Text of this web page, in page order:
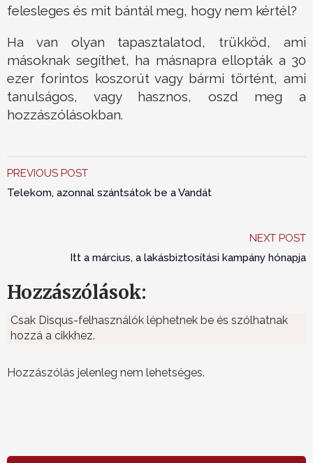
felesleges és mit bántál meg, hogy nem kértél?
Ha van olyan tapasztalatod, trükköd, ami
másoknak segíthet, ha másnapra ellopták a 30
ezer forintos koszorút vagy bármi történt, ami
tanulságos, vagy hasznos, oszd meg a
hozzászólásokban.
PREVIOUS POST
Telekom, azonnal szántsátok be a Vandát
NEXT POST
Itt a március, a lakásbiztosítási kampány hónapja
Hozzászólások:
Csak Disqus-felhasználók léphetnek be és szólhatnak
hozzá a cikkhez.
Hozzászólás jelenleg nem lehetséges.